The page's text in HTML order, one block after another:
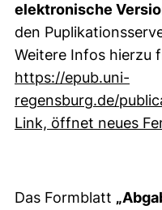
elektronische
den
Weitere Infos hierzu
https://epub.uni-
regensburg.de/
Link, öffnet neues
Das Formblatt